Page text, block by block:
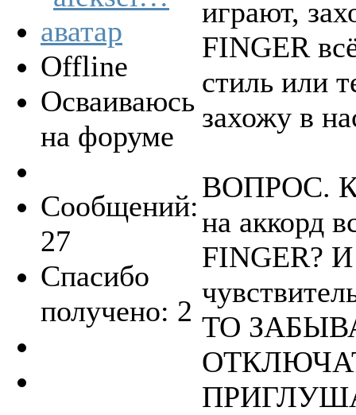
Offline
Осваиваюсь
на форуме
Сообщений:
27
Спасибо
получено: 2
играют,
FINGER
стиль или
захожу в
ВОПРОС.
на аккорд
FINGER?
ТО